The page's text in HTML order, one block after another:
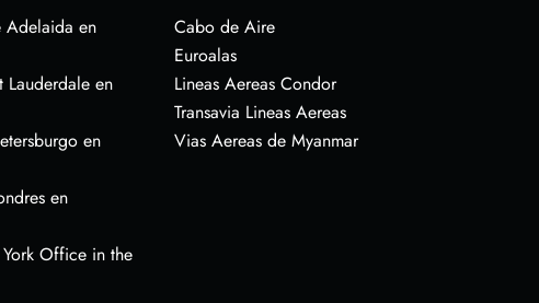
en
Lauderdale en
en
en
Office in the
Cabo de Aire
Euroalas
Lineas Aereas Condor
Transavia Lineas Aereas
Vias Aereas de Myanmar